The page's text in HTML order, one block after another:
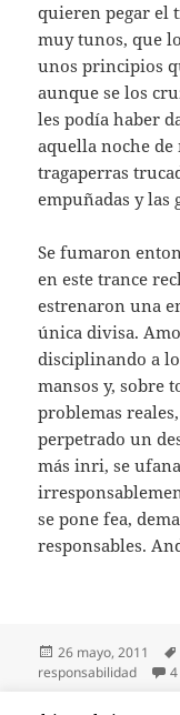
quieren pegar el
muy tunos, que
unos principios
aunque se los
les podía haber
aquella noche de
tragaperras
empuñadas y las
Se fumaron
en este trance
estrenaron una
única divisa.
disciplinando a
mansos y, sobre
problemas
perpetrado un
más inri, se
se pone fea,
responsables.
Publicado
el
26 mayo, 2011
responsabilidad